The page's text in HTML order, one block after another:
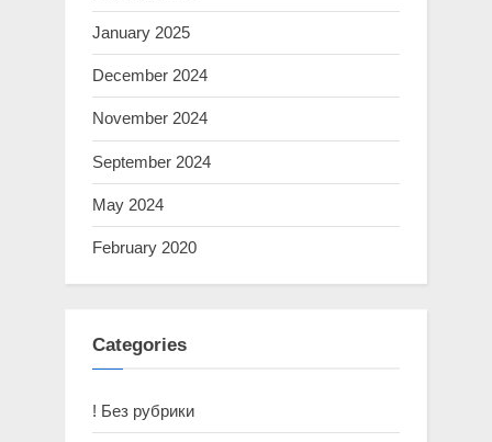
January 2025
December 2024
November 2024
September 2024
May 2024
February 2020
Categories
! Без рубрики